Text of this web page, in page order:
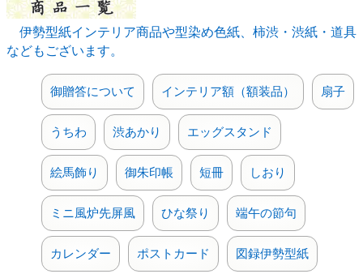
伊勢型紙御朱印帳の新商品「和傘に花尽くし」「蝶に和
傘」を掲載しました。(R8.4.28)
【GW連休】カレンダー
5/6（水）を 実店舗
務も5/3（日）～5/6（金）は休止させていただきますので
ご了承ください。(R8.4.14)
型紙付き図案 和ゴコロに新作11点を掲載しました。
(R8.4.2)
色紙サイズの図案（型紙付き図案と図案入り型紙）につき
まして、価格を一律1,100円に改定させていただだきまし
た。例外として2,200円の図案は据置きです。ご理解を賜
りますようお願い致します。(R8.4.1)
品切れしておりました
丸キリ 15号
の販売を再開しまし
た。(R8.3.6)
テレビ番組新美の巨人たちにて「久保修 すばらしき切
り絵の世界×若月佑美」が放送されます。当社の渋紙製造
伊勢型紙インテリア商品や型染め色紙、柿渋・渋紙・道具
などもございます。
御贈答について インテリア額（額装品） 扇子
うちわ 渋あかり エッグスタンド
絵馬飾り 御朱印帳 短冊 しおり
ミニ風炉先屏風 ひな祭り 端午の節句
カレンダー ポストカード 図録伊勢型紙